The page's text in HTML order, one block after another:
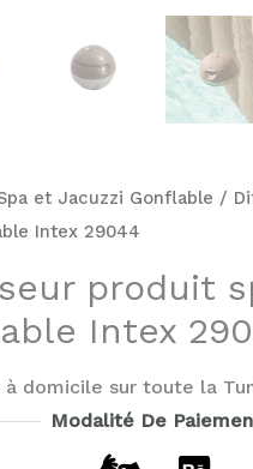
et Jacuzzi Gonflable /
Intex 29044
produit
Intex
à domicile sur toute la
Modalité De